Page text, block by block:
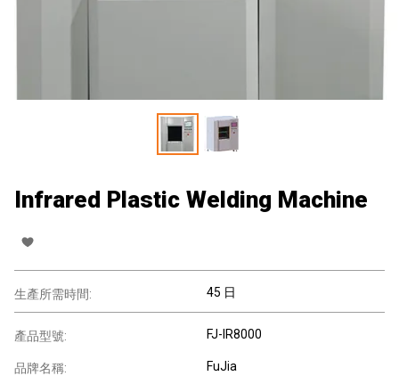
Infrared Plastic Welding Machine
生產所需時間: 45 日
產品型號: FJ-IR8000
品牌名稱: FuJia